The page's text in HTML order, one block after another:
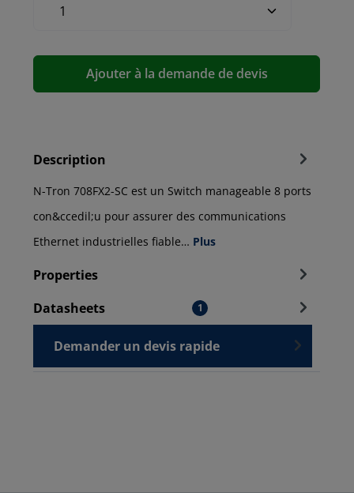
Ajouter à la demande de devis
Description
N-Tron 708FX2-SC est un Switch manageable 8 ports
con&ccedil;u pour assurer des communications
Ethernet industrielles fiable… Plus
Properties
Datasheets
1
Demander un devis rapide